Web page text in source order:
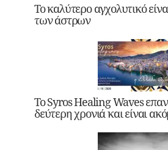
Το καλύτερο αγχολυτικό
των άστρων
Το Syros Healing Waves
δεύτερη χρονιά και είναι